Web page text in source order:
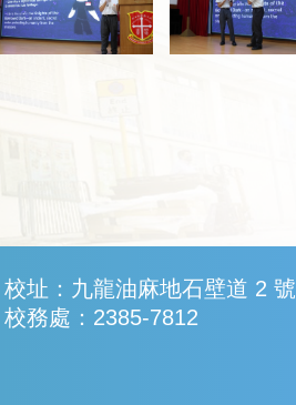
校址：九龍油麻地石壁道 2 號
校務處：2385-7812